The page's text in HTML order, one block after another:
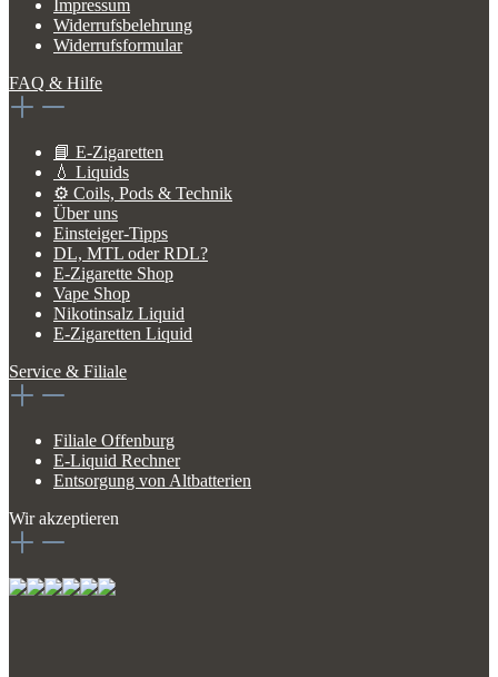
Impressum
Widerrufsbelehrung
Widerrufsformular
FAQ & Hilfe
📘 E-Zigaretten
💧 Liquids
⚙️ Coils, Pods & Technik
Über uns
Einsteiger-Tipps
DL, MTL oder RDL?
E-Zigarette Shop
Vape Shop
Nikotinsalz Liquid
E-Zigaretten Liquid
Service & Filiale
Filiale Offenburg
E-Liquid Rechner
Entsorgung von Altbatterien
Wir akzeptieren